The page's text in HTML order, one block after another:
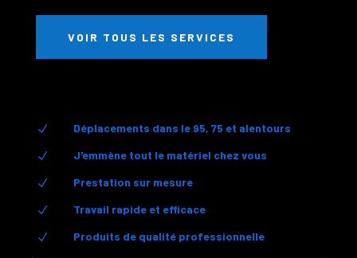
VOIR TOUS LES SERVICES
N Déplacements dans le 95, 75 et alentours
N J'emmène tout le matériel chez vous
N Prestation sur mesure
N Travail rapide et efficace
N Produits de qualité professionnelle